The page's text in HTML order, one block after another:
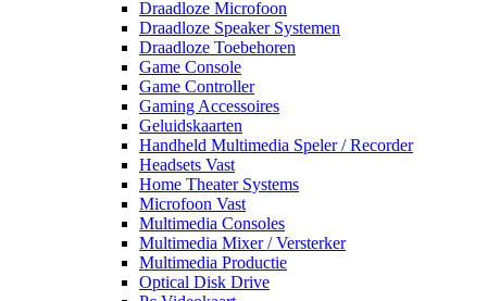
Draadloze Microfoon
Draadloze Speaker Systemen
Draadloze Toebehoren
Game Console
Game Controller
Gaming Accessoires
Geluidskaarten
Handheld Multimedia Speler / Recorder
Headsets Vast
Home Theater Systems
Microfoon Vast
Multimedia Consoles
Multimedia Mixer / Versterker
Multimedia Productie
Optical Disk Drive